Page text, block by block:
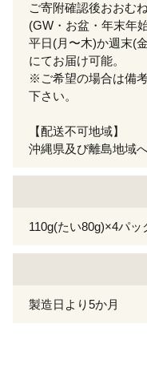
ご寄附確認後おおむ
(GW・お盆・年末年
平日(月〜木)か週末(
にてお届け可能。
※ご希望の場合は備
下さい。
【配送不可地域】
沖縄県及び離島地域
110g(たい80g)×4パッ
製造日より5か月